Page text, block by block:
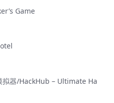
Game
拟器/HackHub – Ultimate Ha